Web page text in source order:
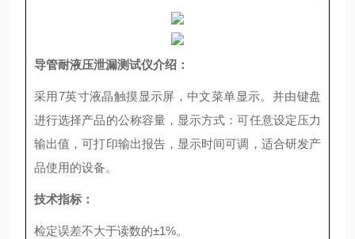
导管耐液压泄漏测试仪介绍：
采用7英寸液晶触摸显示屏，中文菜单显示。并由键盘
进行选择产品的公称容量，显示方式：可任意设定压力
输出值，可打印输出报告，显示时间可调，适合研发产
品使用的设备。
技术指标：
检定误差不大于读数的±1%。